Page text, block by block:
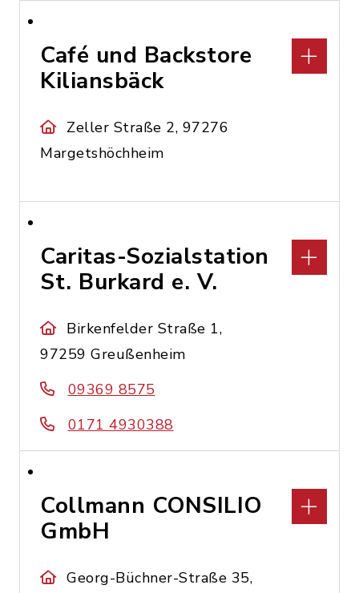
Café und Backstore
Kiliansbäck
Zeller Straße 2, 97276
Margetshöchheim
Caritas-Sozialstation
St. Burkard e. V.
Birkenfelder Straße 1,
97259 Greußenheim
09369 8575
0171 4930388
Collmann CONSILIO
GmbH
Georg-Büchner-Straße 35,